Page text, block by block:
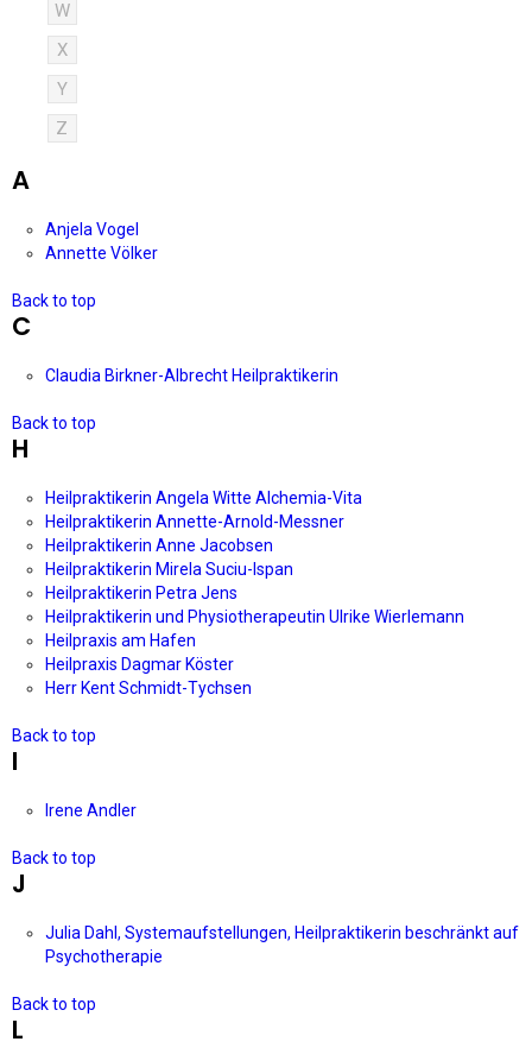
W
X
Y
Z
A
Anjela Vogel
Annette Völker
Back to top
C
Claudia Birkner-Albrecht Heilpraktikerin
Back to top
H
Heilpraktikerin Angela Witte Alchemia-Vita
Heilpraktikerin Annette-Arnold-Messner
Heilpraktikerin Anne Jacobsen
Heilpraktikerin Mirela Suciu-Ispan
Heilpraktikerin Petra Jens
Heilpraktikerin und Physiotherapeutin Ulrike Wierlemann
Heilpraxis am Hafen
Heilpraxis Dagmar Köster
Herr Kent Schmidt-Tychsen
Back to top
I
Irene Andler
Back to top
J
Julia Dahl, Systemaufstellungen, Heilpraktikerin beschränkt auf
Psychotherapie
Back to top
L